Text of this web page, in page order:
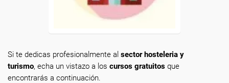
Si te dedicas profesionalmente al sector hosteleria y
turismo, echa un vistazo a los cursos gratuitos que
encontrarás a continuación.